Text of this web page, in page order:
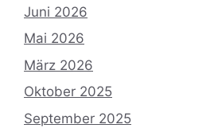
Juni 2026
Mai 2026
März 2026
Oktober 2025
September 2025